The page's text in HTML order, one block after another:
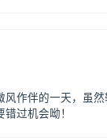
风作伴的一天，虽
过机会呦！